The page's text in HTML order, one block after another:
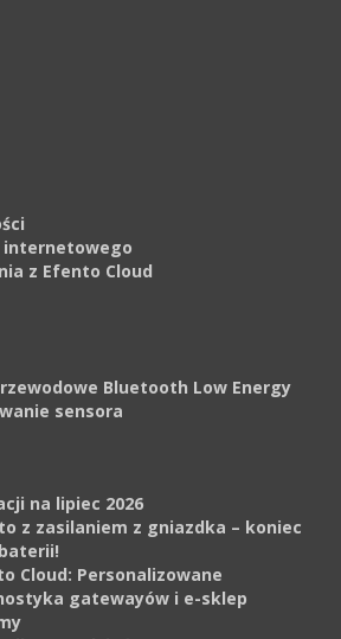
internetowego
z Efento Cloud
Bluetooth Low Energy
sensora
na lipiec 2026
z zasilaniem z gniazdka – koniec
Cloud: Personalizowane
gatewayów i e-sklep